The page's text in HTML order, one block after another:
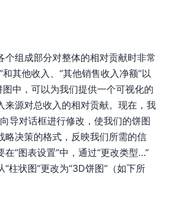
个组成部分对整体的相对贡献时非常
其他收入、“其他销售收入净额”以
图中，可以为我们提供一个可视化的
来源对总收入的相对贡献。现在，我
导对话框进行修改，使我们的饼图
略决策的格式，反映我们所需的信
“图表设置”中，通过“更改类型…”
柱状图”更改为“3D饼图”（如下所